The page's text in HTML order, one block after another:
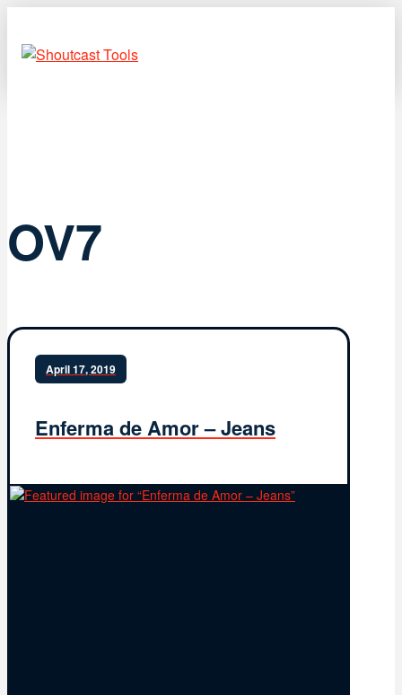
OV7
April 17, 2019
Enferma de Amor – Jeans